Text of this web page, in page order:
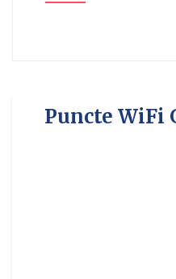
Puncte WiFi